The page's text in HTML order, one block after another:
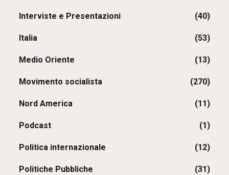
Interviste e Presentazioni (40)
Italia (53)
Medio Oriente (13)
Movimento socialista (270)
Nord America (11)
Podcast (1)
Politica internazionale (12)
Politiche Pubbliche (31)